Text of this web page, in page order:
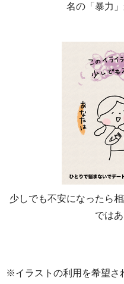
名の「暴力
少しでも不安になったら
ではあ
※イラストの利用を希望さ